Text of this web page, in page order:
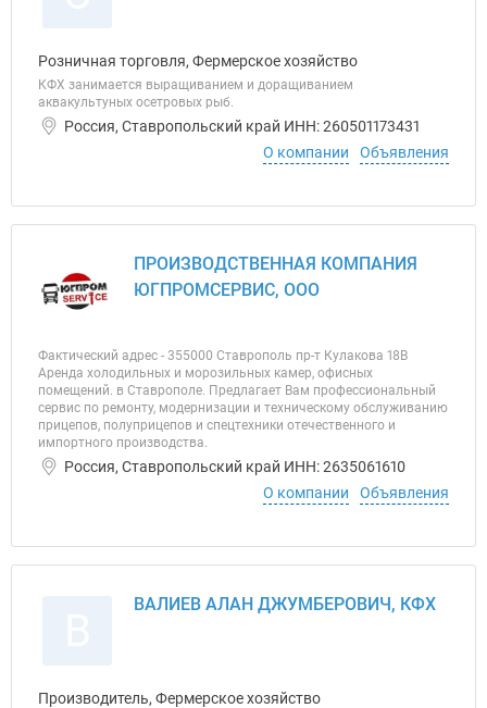
Розничная торговля, Фермерское хозяйство
КФХ занимается выращиванием и доращиванием
аквакультуных осетровых рыб.
Россия, Ставропольский край ИНН: 260501173431
О компании
Объявления
ПРОИЗВОДСТВЕННАЯ КОМПАНИЯ
ЮГПРОМСЕРВИС, ООО
Фактический адрес - 355000 Ставрополь пр-т Кулакова 18В
Аренда холодильных и морозильных камер, офисных
помещений. в Ставрополе. Предлагает Вам профессиональный
сервис по ремонту, модернизации и техническому обслуживанию
прицепов, полуприцепов и спецтехники отечественного и
импортного производства.
Россия, Ставропольский край ИНН: 2635061610
О компании
Объявления
ВАЛИЕВ АЛАН ДЖУМБЕРОВИЧ, КФХ
Производитель, Фермерское хозяйство